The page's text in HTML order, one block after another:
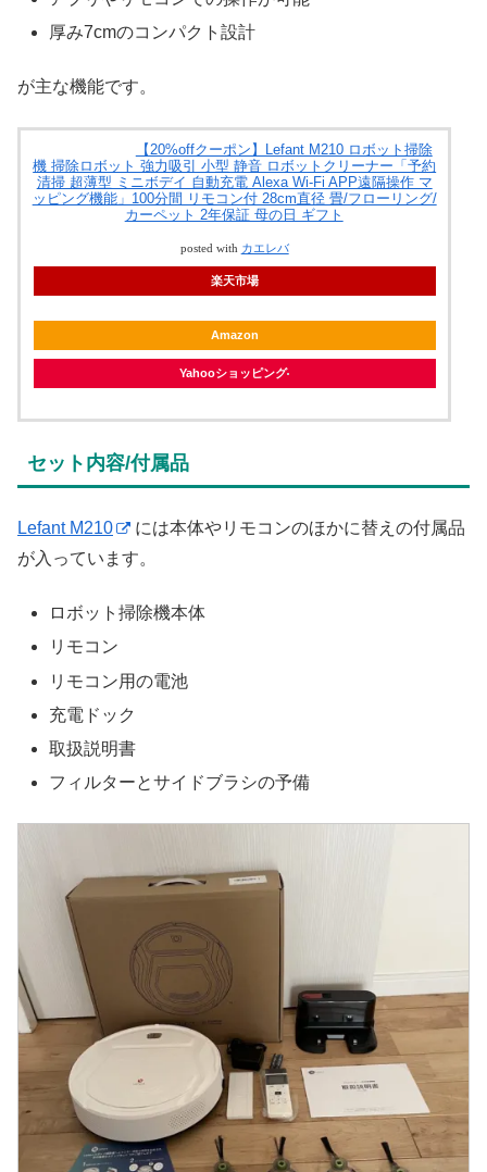
厚み7cmのコンパクト設計
が主な機能です。
【20%offクーポン】Lefant M210 ロボット掃除
機 掃除ロボット 強力吸引 小型 静音 ロボットクリーナー「予約
清掃 超薄型 ミニボデイ 自動充電 Alexa Wi-Fi APP遠隔操作 マ
ッピング機能」100分間 リモコン付 28cm直径 畳/フローリング/
カーペット 2年保証 母の日 ギフト
posted with カエレバ
楽天市場
Amazon
Yahooショッピング
セット内容/付属品
Lefant M210
には本体やリモコンのほかに替えの付属品
が入っています。
ロボット掃除機本体
リモコン
リモコン用の電池
充電ドック
取扱説明書
フィルターとサイドブラシの予備